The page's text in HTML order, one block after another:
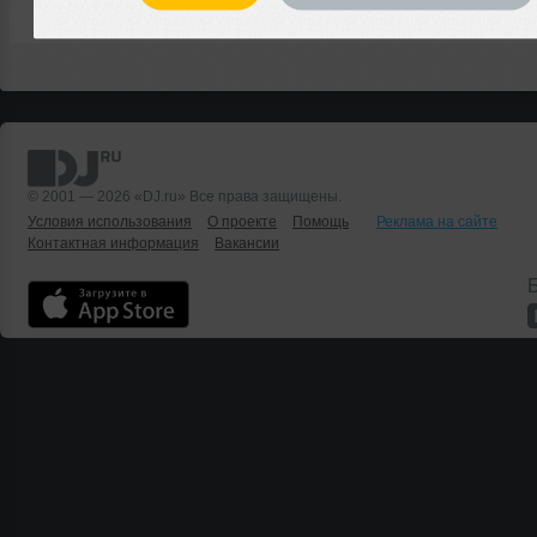
© 2001 — 2026 «DJ.ru» Все права защищены.
Условия использования
О проекте Помощь
Реклама на сайте
Контактная информация
Вакансии